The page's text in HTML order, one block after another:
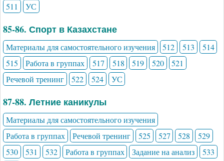
511
УС
85-86. Спорт в Казахстане
Материалы для самостоятельного изучения 512 513
514
515
Работа в группах 517 518 519 520
521
Речевой тренинг
522 524 УС
87-88. Летние каникулы
Материалы для самостоятельного изучения
Работа в группах
Речевой тренинг 525 527 528
529
530
531 532 Работа в группах Задание на анализ
533